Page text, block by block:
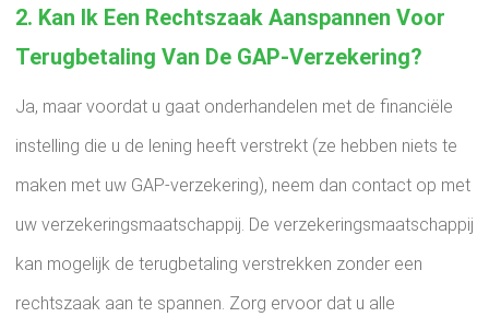
2. Kan Ik Een Rechtszaak Aanspannen Voor
Terugbetaling Van De GAP-Verzekering?
Ja, maar voordat u gaat onderhandelen met de financiële
instelling die u de lening heeft verstrekt (ze hebben niets te
maken met uw GAP-verzekering), neem dan contact op met
uw verzekeringsmaatschappij. De verzekeringsmaatschappij
kan mogelijk de terugbetaling verstrekken zonder een
rechtszaak aan te spannen. Zorg ervoor dat u alle